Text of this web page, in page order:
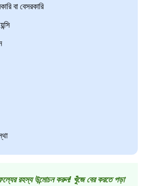
বা বেসরকারি
রহস্য উন্মোচন করুন! খুঁজে বের করতে পড়া